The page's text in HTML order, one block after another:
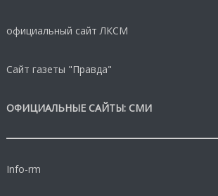
официальный сайт ЛКСМ
Сайт газеты "Правда"
ОФИЦИАЛЬНЫЕ САЙТЫ: СМИ
Info-rm